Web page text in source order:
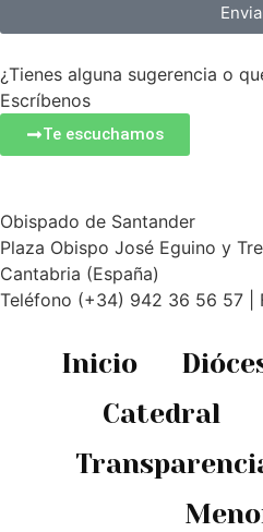
¿Tienes alguna sugerencia o
Escríbenos
Te escuchamos
Obispado de Santander
Plaza Obispo José Eguino y
Cantabria (España)
Teléfono (+34) 942 36 56 57 |
Inicio
Catedral